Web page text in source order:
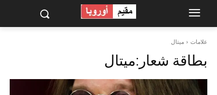
علامات ميتال
بطاقة شعار:ميتال